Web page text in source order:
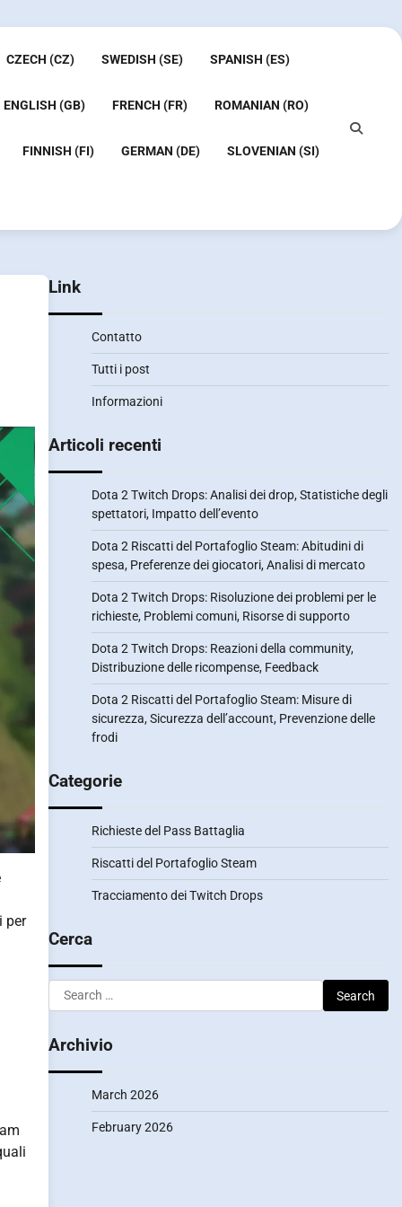
CZECH (CZ) SWEDISH (SE) SPANISH (ES)
ENGLISH (GB) FRENCH (FR) ROMANIAN (RO)
FINNISH (FI) GERMAN (DE) SLOVENIAN (SI)
per
Link
Contatto
Tutti i post
Informazioni
Articoli recenti
Dota 2 Twitch Drops: Analisi dei drop, Statistiche degli
spettatori, Impatto dell’evento
Dota 2 Riscatti del Portafoglio Steam: Abitudini di
spesa, Preferenze dei giocatori, Analisi di mercato
Dota 2 Twitch Drops: Risoluzione dei problemi per le
richieste, Problemi comuni, Risorse di supporto
Dota 2 Twitch Drops: Reazioni della community,
Distribuzione delle ricompense, Feedback
Dota 2 Riscatti del Portafoglio Steam: Misure di
sicurezza, Sicurezza dell’account, Prevenzione delle
frodi
Categorie
Richieste del Pass Battaglia
Riscatti del Portafoglio Steam
Tracciamento dei Twitch Drops
Cerca
Search
for:
Archivio
March 2026
February 2026